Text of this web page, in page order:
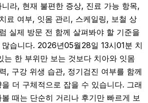
라, 현재 불편한 증상, 진료 가능 항목,
료 여부, 잇몸 관리, 스케일링, 보철 상
실제 방문 전 함께 살펴봐야 할 기준을
습니다. 2026년05월28일 13시01분 치
는 한 부위만 보는 것보다 치아와 잇몸
, 구강 위생 습관, 정기검진 여부를 함께
더 구체적으로 잡을 수 있습니다. 그래
때는 단순히 거리나 후기만 빠르게 보